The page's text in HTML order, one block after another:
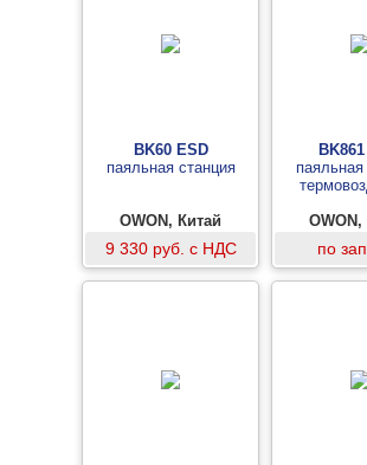
BK60 ESD
паяльная станция
OWON, Китай
9 330 руб. с НДС
паяльная
OWON,
по